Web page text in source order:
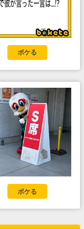
ボケる
ボケる